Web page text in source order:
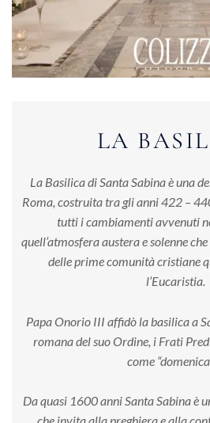
LA
La Basilica di Santa Sabina è una
Roma, costruita tra gli anni 422 –
tutti i cambiamenti avvenuti
quell’atmosfera austera e solenne
delle prime comunità cristiane
l’Eucaristia.
Papa Onorio III affidò la basilica a
romana del suo Ordine, i Frati
come
Da quasi 1600 anni Santa Sabina è